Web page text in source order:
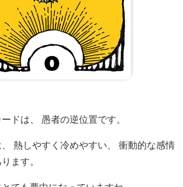
ドは、 愚者の逆位置です。
熱しやすく冷めやすい、 衝動的な感情
ます。